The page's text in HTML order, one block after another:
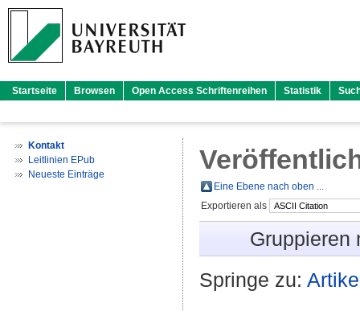
Startseite Browsen Open Access Schriftenreihen Statistik
Kontakt
Leitlinien EPub
Neueste Einträge
Eine Ebene nach oben ...
Exportieren als
Gruppieren
Springe zu: